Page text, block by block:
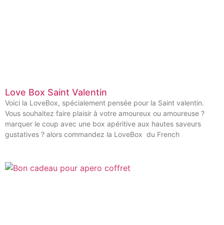
Love Box Saint Valentin
Voici la LoveBox, spécialement pensée pour la Saint valentin.
Vous souhaitez faire plaisir à votre amoureux ou amoureuse ?
marquer le coup avec une box apéritive aux hautes saveurs
gustatives ? alors commandez la LoveBox du French